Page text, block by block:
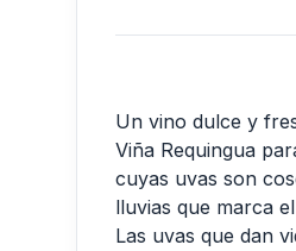
Un vino dulce y
Viña Requingua
cuyas uvas son
lluvias que marca
Las uvas que dan